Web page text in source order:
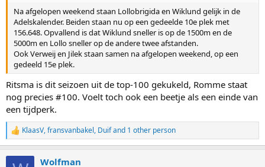
Na afgelopen weekend staan Lollobrigida en Wiklund gelijk in de
Adelskalender. Beiden staan nu op een gedeelde 10e plek met
156.648. Opvallend is dat Wiklund sneller is op de 1500m en de
5000m en Lollo sneller op de andere twee afstanden.
Ook Verweij en Jilek staan samen na afgelopen weekend, op een
gedeeld 15e plek.
Ritsma is dit seizoen uit de top-100 gekukeld, Romme staat
nog precies #100. Voelt toch ook een beetje als een einde van
een tijdperk.
R
e
c
KlaasV,fransvanbakel, Duifand 1 other person
Wolfman